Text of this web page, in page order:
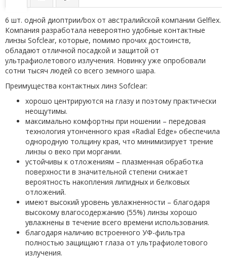
6 шт. одной диоптрии/box от австралийской компании Gelflex.
Компания разработала невероятно удобные контактные
линзы Sofclear, которые, помимо прочих достоинств,
обладают отличной посадкой и защитой от
ультрафиолетового излучения. Новинку уже опробовали
сотни тысяч людей со всего земного шара.
Преимущества контактных линз Sofclear:
хорошо центрируются на глазу и поэтому практически
неощутимы.
максимально комфортны при ношении – передовая
технология утонченного края «Radial Edge» обеспечила
однородную толщину края, что минимизирует трение
линзы о веко при моргании.
устойчивы к отложениям – плазменная обработка
поверхности в значительной степени снижает
вероятность накопления липидных и белковых
отложений.
имеют высокий уровень увлажненности – благодаря
высокому влагосодержанию (55%) линзы хорошо
увлажнены в течение всего времени использования.
благодаря наличию встроенного УФ-фильтра
полностью защищают глаза от ультрафиолетового
излучения.